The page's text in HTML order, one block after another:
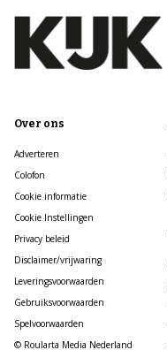
Over ons
Adverteren
Colofon
Cookie informatie
Cookie Instellingen
Privacy beleid
Disclaimer/vrijwaring
Leveringsvoorwaarden
Gebruiksvoorwaarden
Spelvoorwaarden
© Roularta Media Nederland